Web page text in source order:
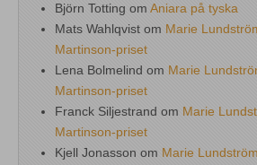
Björn Totting om Aniara på tyska
Mats Wahlqvist om Marie
Martinson-priset
Lena Bolmelind om Marie
Martinson-priset
Franck Siljestrand om Marie
Martinson-priset
Kjell Jonasson om Marie